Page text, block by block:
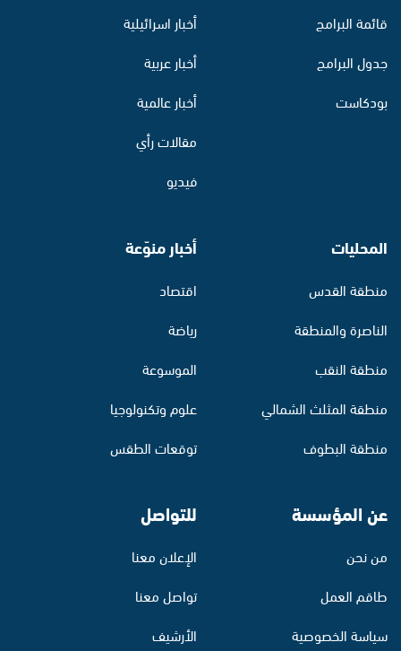
قائمة البرامج
جدول البرامج
بودكاست
أخبار اسرائيلية
أخبار عربية
أخبار عالمية
مقالات رأي
فيديو
المحليات
منطقة القدس
الناصرة والمنطقة
منطقة النقب
منطقة المثلث الشمالي
منطقة البطوف
أخبار منوّعة
اقتصاد
رياضة
الموسوعة
علوم وتكنولوجيا
توقعات الطقس
عن المؤسسة
من نحن
طاقم العمل
سياسة الخصوصية
للتواصل
الإعلان معنا
تواصل معنا
الأرشيف